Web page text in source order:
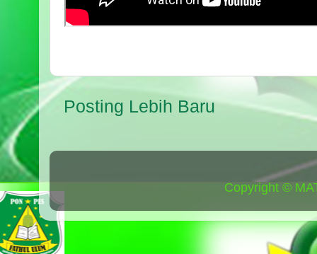
Posting Lebih Baru
Copyright ©